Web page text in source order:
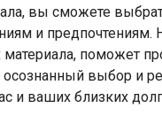
вы сможете
и предпочтениям.
поможет
выбор и
и ваших близких